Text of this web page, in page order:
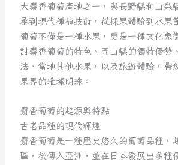
大麝香葡萄產地之一，與長野縣和山梨
承到現代種植技術，從採果體驗到水果
葡萄不僅是一種水果，更是一種文化象
討麝香葡萄的特色、岡山縣的獨特優勢
法、當地其他水果，以及旅遊體驗，帶
果界的璀璨明珠。
麝香葡萄的起源與特點
古老品種的現代輝煌
麝香葡萄是一種歷史悠久的葡萄品種，
區，後傳入亞洲，並在日本發展出多種